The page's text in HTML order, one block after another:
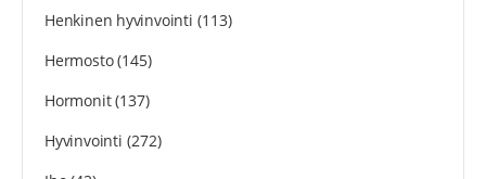
Henkinen hyvinvointi (113)
Hermosto(145)
Hormonit(137)
Hyvinvointi (272)